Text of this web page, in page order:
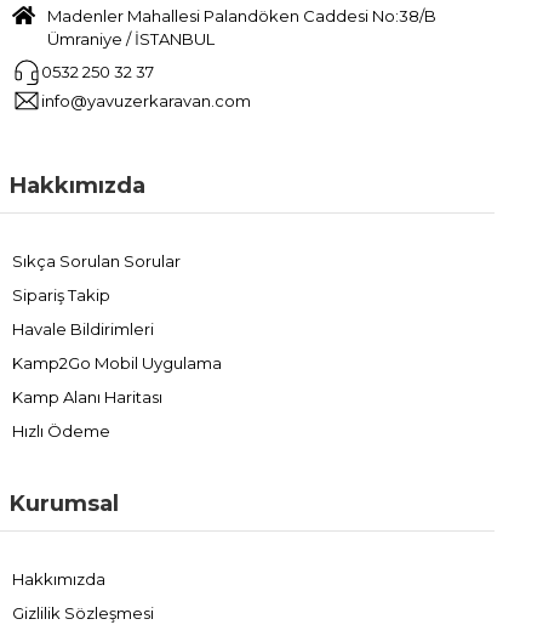
Madenler Mahallesi Palandöken Caddesi No:38/B
Ümraniye / İSTANBUL
0532 250 32 37
info@yavuzerkaravan.com
Hakkımızda
Sıkça Sorulan Sorular
Sipariş Takip
Havale Bildirimleri
Kamp2Go Mobil Uygulama
Kamp Alanı Haritası
Hızlı Ödeme
Kurumsal
Hakkımızda
Gizlilik Sözleşmesi